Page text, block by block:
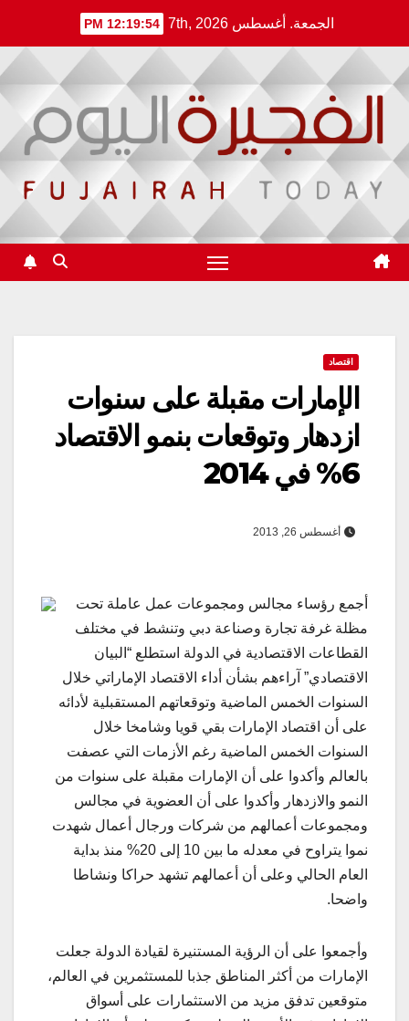
content
الجمعة. أغسطس 7th, 2026 12:19:55 PM
اقتصاد
الإمارات مقبلة على سنوات
ازدهار وتوقعات بنمو الاقتصاد
6% في 2014
أغسطس 26, 2013
أجمع رؤساء مجالس ومجموعات عمل عاملة تحت
مظلة غرفة تجارة وصناعة دبي وتنشط في مختلف
القطاعات الاقتصادية في الدولة استطلع “البيان
الاقتصادي” آراءهم بشأن أداء الاقتصاد الإماراتي خلال
السنوات الخمس الماضية وتوقعاتهم المستقبلية لأدائه
على أن اقتصاد الإمارات بقي قويا وشامخا خلال
السنوات الخمس الماضية رغم الأزمات التي عصفت
بالعالم وأكدوا على أن الإمارات مقبلة على سنوات من
النمو والازدهار وأكدوا على أن العضوية في مجالس
ومجموعات أعمالهم من شركات ورجال أعمال شهدت
نموا يتراوح في معدله ما بين 10 إلى 20% منذ بداية
العام الحالي وعلى أن أعمالهم تشهد حراكا ونشاطا
واضحا.
وأجمعوا على أن الرؤية المستنيرة لقيادة الدولة جعلت
الإمارات من أكثر المناطق جذبا للمستثمرين في العالم،
متوقعين تدفق مزيد من الاستثمارات على أسواق